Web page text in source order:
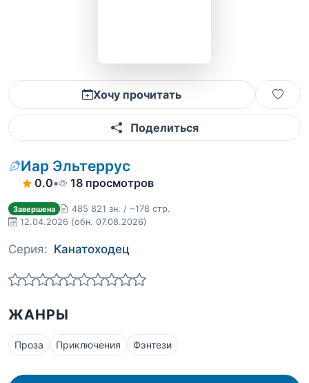
Хочу прочитать
Поделиться
Иар Эльтеррус
0.0• 18 просмотров
Завершена
485 821 зн. / ~178 стр.
12.04.2026 (обн. 07.08.2026)
Серия: Канатоходец
ЖАНРЫ
Проза Приключения Фэнтези